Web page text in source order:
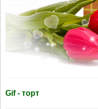
Gif - торт